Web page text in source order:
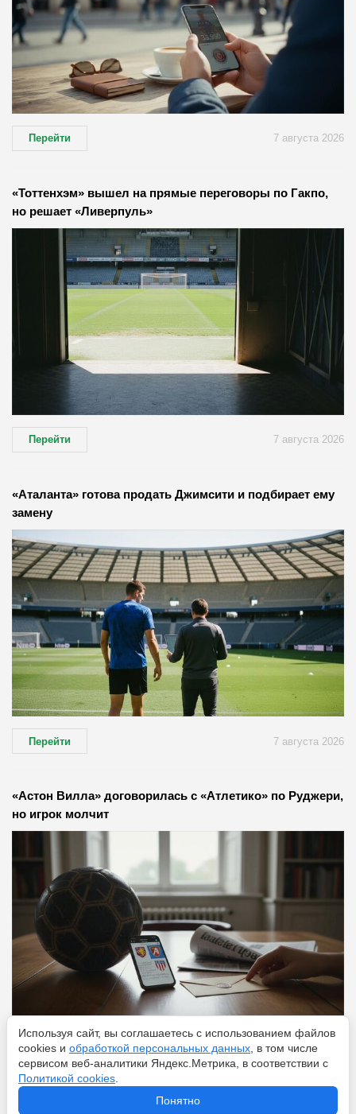
Перейти 7 августа 2026
«Тоттенхэм» вышел на прямые переговоры по Гакпо,
но решает «Ливерпуль»
Перейти 7 августа 2026
«Аталанта» готова продать Джимсити и подбирает ему
замену
Перейти 7 августа 2026
«Астон Вилла» договорилась с «Атлетико» по Руджери,
но игрок молчит
Перейти 7 августа 2026
Что ждет Холанда после ЧМ-2026: следующий Месси
Используя сайт, вы соглашаетесь с использованием файлов
cookies и обработкой персональных данных , в том числе
сервисом веб-аналитики Яндекс.Метрика, в соответствии с
Политикой cookies
Понятно